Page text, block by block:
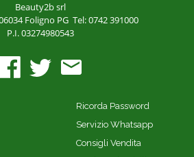
Beauty2b srl
Foligno PG Tel: 0742 391000
P.I. 03274980543
Ricorda Password
Servizio Whatsapp
Consigli Vendita